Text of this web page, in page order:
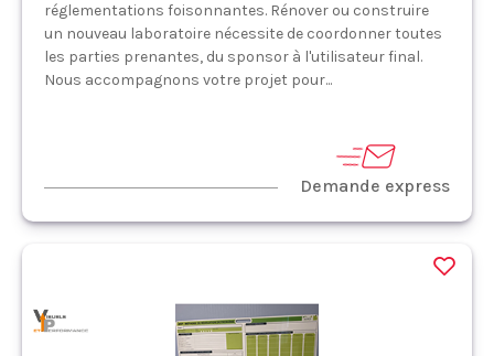
réglementations foisonnantes. Rénover ou construire
un nouveau laboratoire nécessite de coordonner toutes
les parties prenantes, du sponsor à l'utilisateur final.
Nous accompagnons votre projet pour...
Demande express